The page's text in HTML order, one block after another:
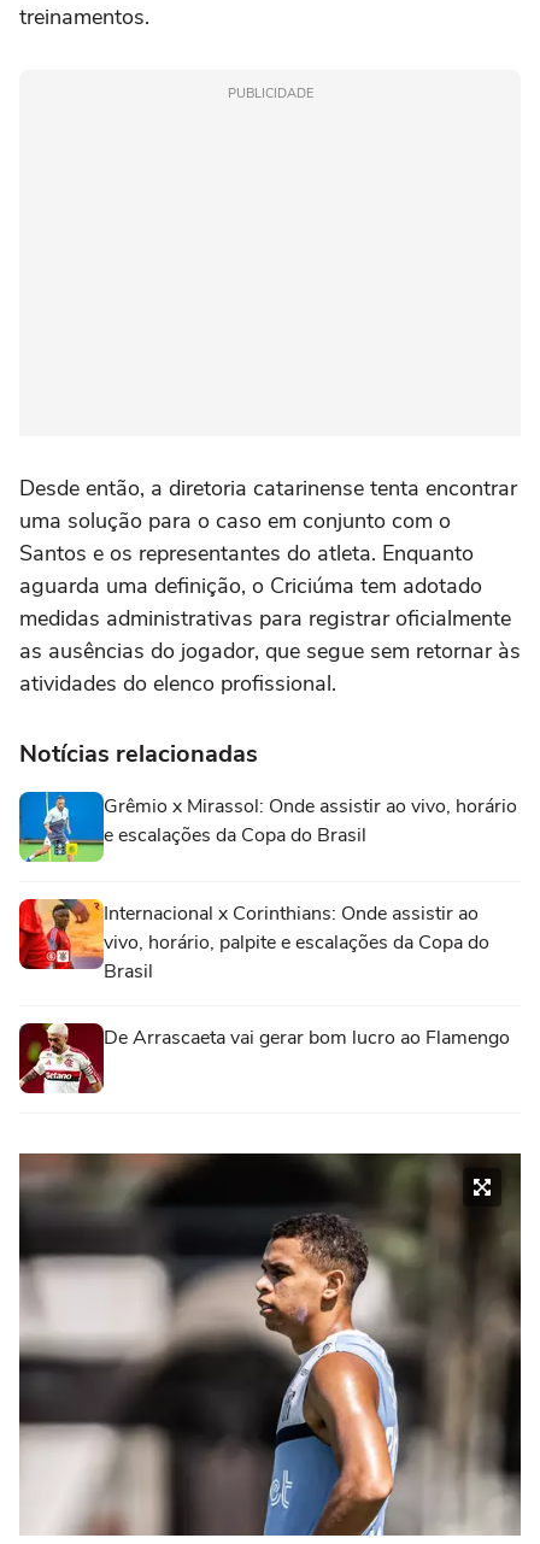
treinamentos.
PUBLICIDADE
Desde então, a diretoria catarinense tenta encontrar
uma solução para o caso em conjunto com o
Santos e os representantes do atleta. Enquanto
aguarda uma definição, o Criciúma tem adotado
medidas administrativas para registrar oficialmente
as ausências do jogador, que segue sem retornar às
atividades do elenco profissional.
Notícias relacionadas
Grêmio x Mirassol: Onde assistir ao vivo, horário
e escalações da Copa do Brasil
Internacional x Corinthians: Onde assistir ao
vivo, horário, palpite e escalações da Copa do
Brasil
De Arrascaeta vai gerar bom lucro ao Flamengo